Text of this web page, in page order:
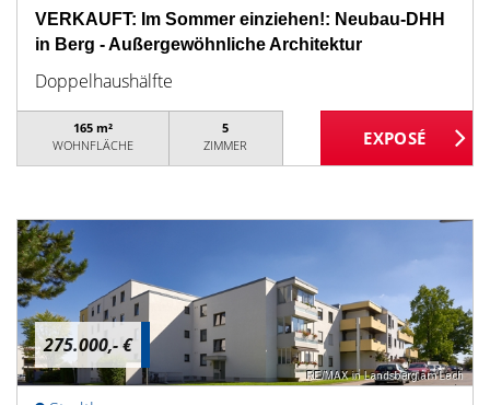
VERKAUFT: Im Sommer einziehen!: Neubau-DHH
in Berg - Außergewöhnliche Architektur
Doppelhaushälfte
165 m²
WOHNFLÄCHE
5
ZIMMER
275.000,- €